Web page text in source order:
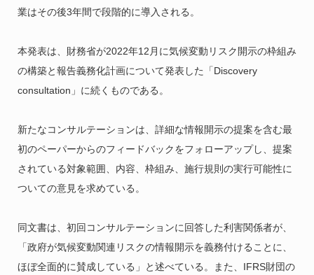
業はその後3年間で段階的に導入される。
本発表は、財務省が2022年12月に気候変動リスク開示の枠組み
の構築と報告義務化計画について発表した「Discovery
consultation」に続くものである。
新たなコンサルテーションは、詳細な情報開示の提案を含む最
初のペーパーからのフィードバックをフォローアップし、提案
されている対象範囲、内容、枠組み、施行規則の実行可能性に
ついての意見を求めている。
同文書は、初回コンサルテーションに回答した利害関係者が、
「政府が気候変動関連リスクの情報開示を義務付けることに、
ほぼ全面的に賛成している」と述べている。また、IFRS財団の